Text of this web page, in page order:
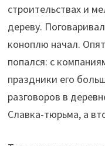
строительствах и
дереву.
коноплю начал.
попался: с
праздники его
разговоров в
Славка-тюрьма, а